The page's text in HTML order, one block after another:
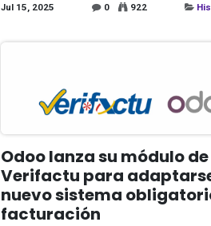
Jul 15, 2025 0 922
Odoo lanza su módulo de
Verifactu para
nuevo sistema
facturación